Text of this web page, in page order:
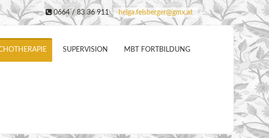
0664 / 83 36 911 helga.felsberger@gmx.at
SUPERVISION MBT FORTBILDUNG